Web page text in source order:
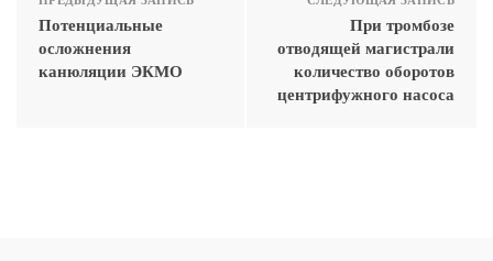
Потенциальные
осложнения
канюляции ЭКМО
При тромбозе
отводящей магистрали
количество оборотов
центрифужного насоса